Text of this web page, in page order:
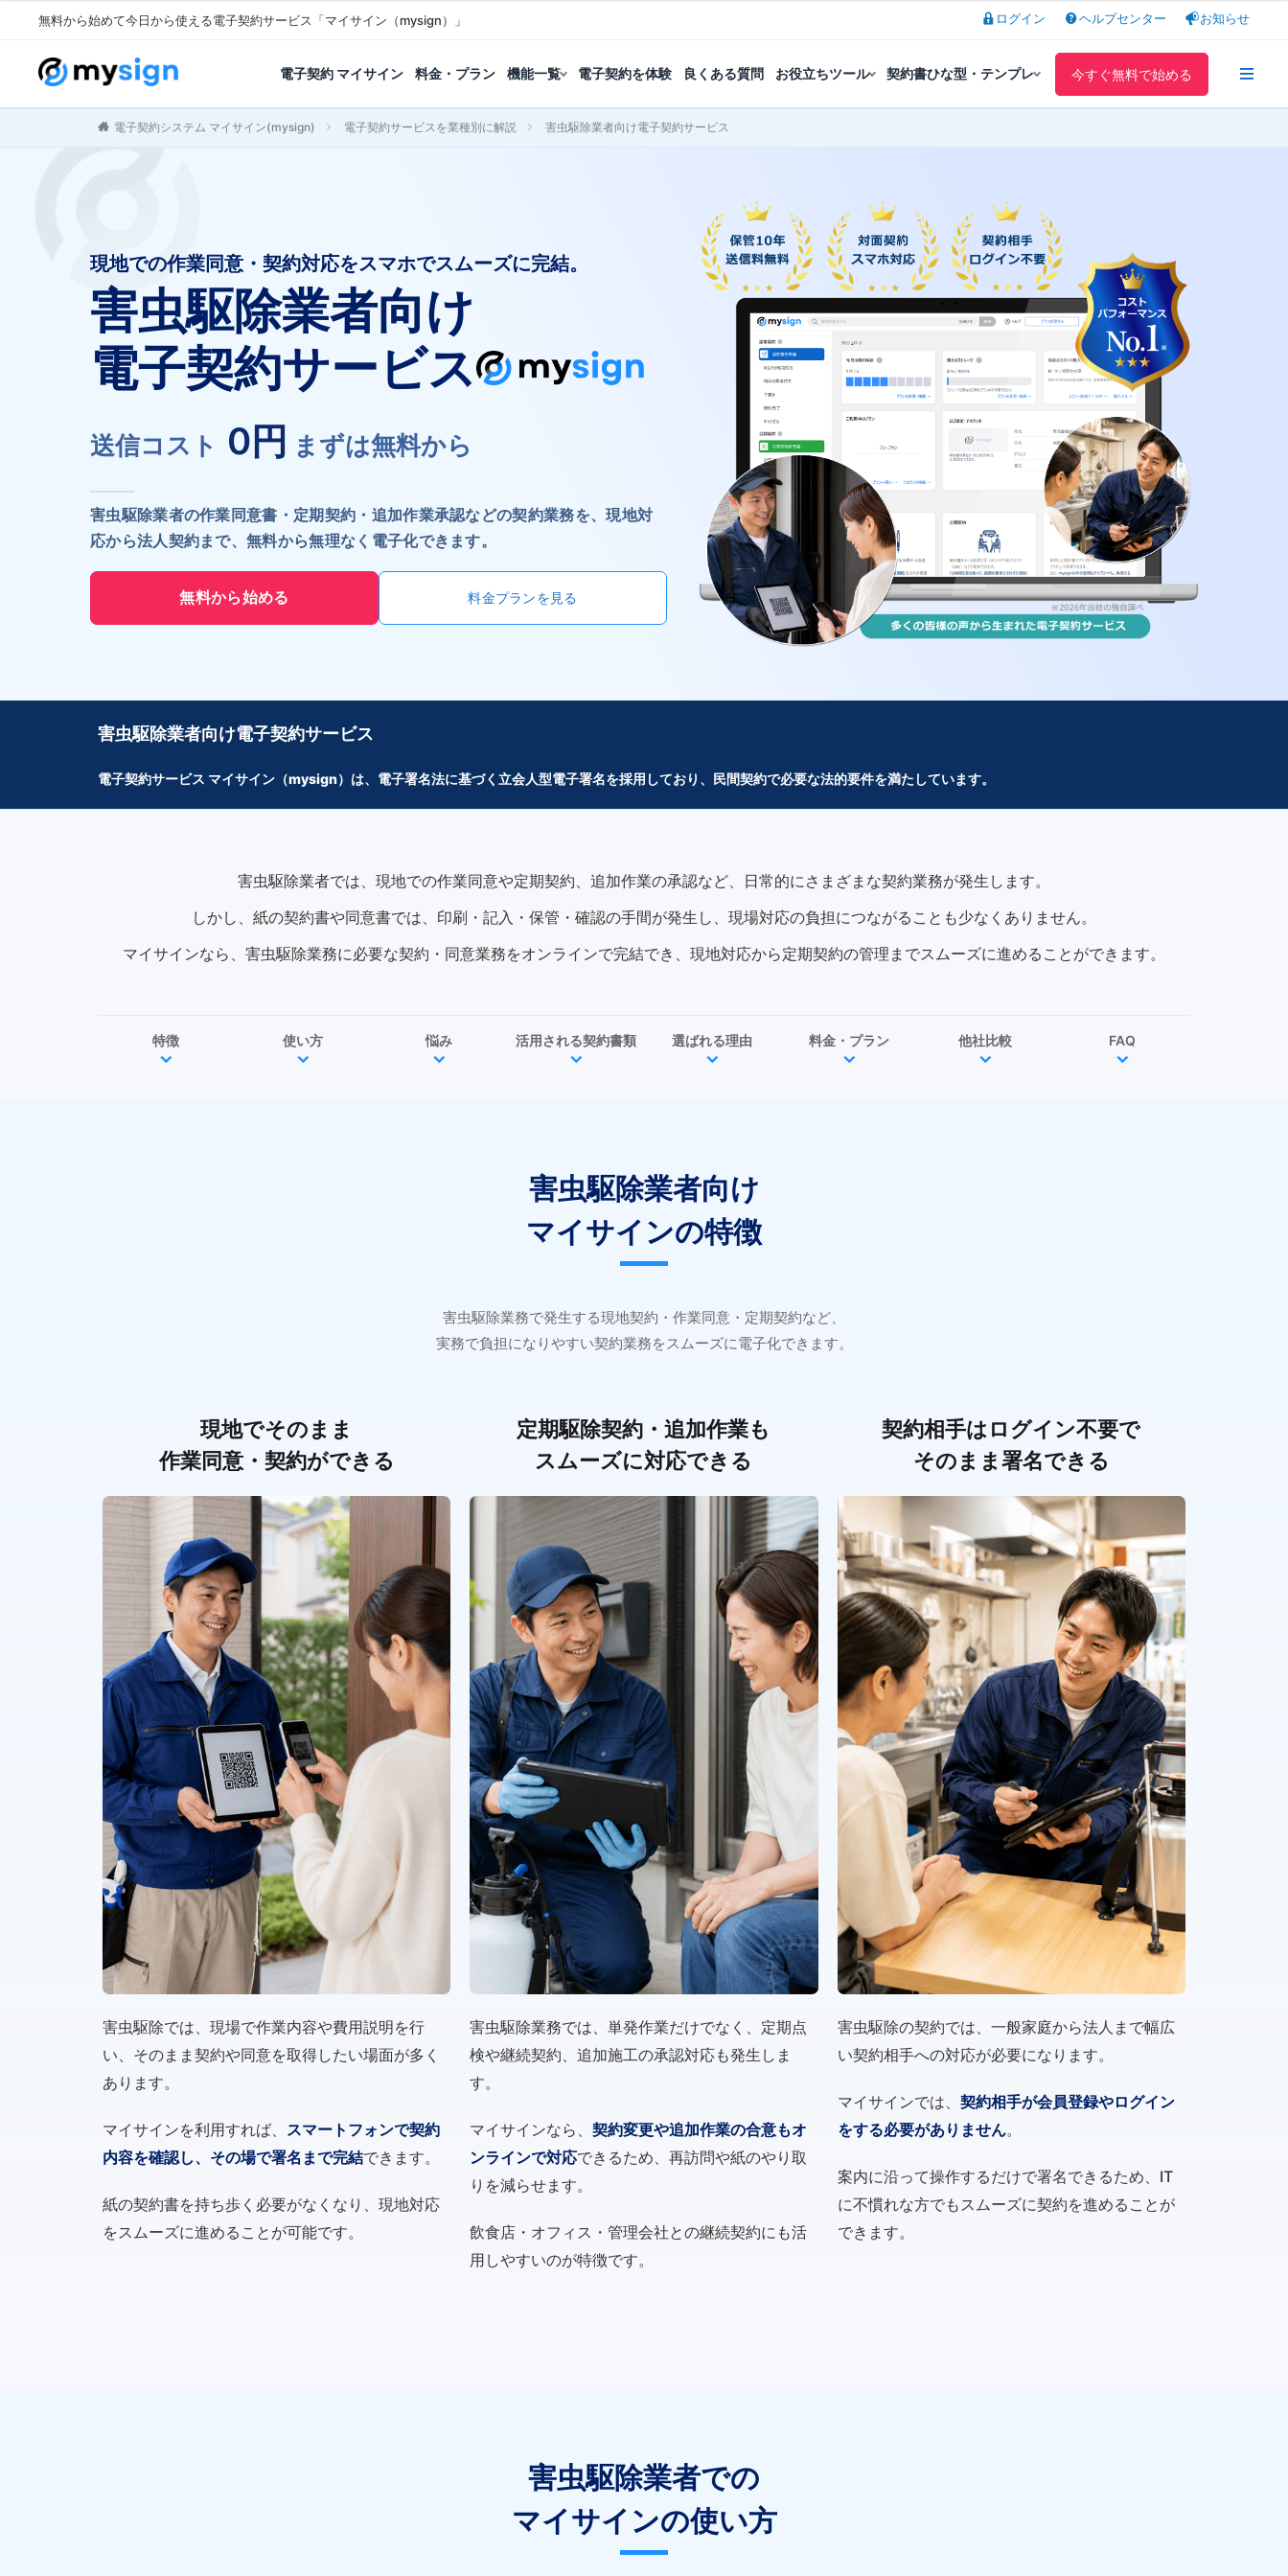
無料から始めて今日から使える電子契約サービス「マイサイン（mysign）」 ログイン ヘルプセンター お知らせ
電子契約 マイサイン 料金・プラン 機能一覧 電子契約を体験 良くある質問 お役立ちツール 契約書ひな型・テンプレ 今すぐ無料で始める
電子契約システム マイサイン(mysign) 電子契約サービスを業種別に解説 害虫駆除業者向け電子契約サービス
現地での作業同意・契約対応をスマホでスムーズに完結。
害虫駆除業者向け
電子契約サービス
送信コスト 0円 まずは無料から
害虫駆除業者の作業同意書・定期契約・追加作業承認などの契約業務を、現地対
応から法人契約まで、無料から無理なく電子化できます。
無料から始める 料金プランを見る
害虫駆除業者向け電子契約サービス
電子契約サービス マイサイン（mysign）は、電子署名法に基づく立会人型電子署名を採用しており、民間契約で必要な法的要件を満たしています。
害虫駆除業者では、現地での作業同意や定期契約、追加作業の承認など、日常的にさまざまな契約業務が発生します。
しかし、紙の契約書や同意書では、印刷・記入・保管・確認の手間が発生し、現場対応の負担につながることも少なくありません。
マイサインなら、害虫駆除業務に必要な契約・同意業務をオンラインで完結でき、現地対応から定期契約の管理までスムーズに進めることができます。
特徴 使い方 悩み 活用される契約書類 選ばれる理由 料金・プラン 他社比較 FAQ
害虫駆除業者向け
マイサインの特徴
害虫駆除業務で発生する現地契約・作業同意・定期契約など、
実務で負担になりやすい契約業務をスムーズに電子化できます。
現地でそのまま
作業同意・契約ができる
害虫駆除では、現場で作業内容や費用説明を行
い、そのまま契約や同意を取得したい場面が多く
あります。
マイサインを利用すれば、 スマートフォンで契約
内容を確認し、その場で署名まで完結できます。
紙の契約書を持ち歩く必要がなくなり、現地対応
をスムーズに進めることが可能です。
定期駆除契約・追加作業も
スムーズに対応できる
害虫駆除業務では、単発作業だけでなく、定期点
検や継続契約、追加施工の承認対応も発生しま
す。
マイサインなら、契約変更や追加作業の合意もオ
ンラインで対応できるため、再訪問や紙のやり取
りを減らせます。
飲食店・オフィス・管理会社との継続契約にも活
用しやすいのが特徴です。
契約相手はログイン不要で
そのまま署名できる
害虫駆除の契約では、一般家庭から法人まで幅広
い契約相手への対応が必要になります。
マイサインでは、 契約相手が会員登録やログイン
をする必要がありません。
案内に沿って操作するだけで署名できるため、IT
に不慣れな方でもスムーズに契約を進めることが
できます。
害虫駆除業者での
マイサインの使い方